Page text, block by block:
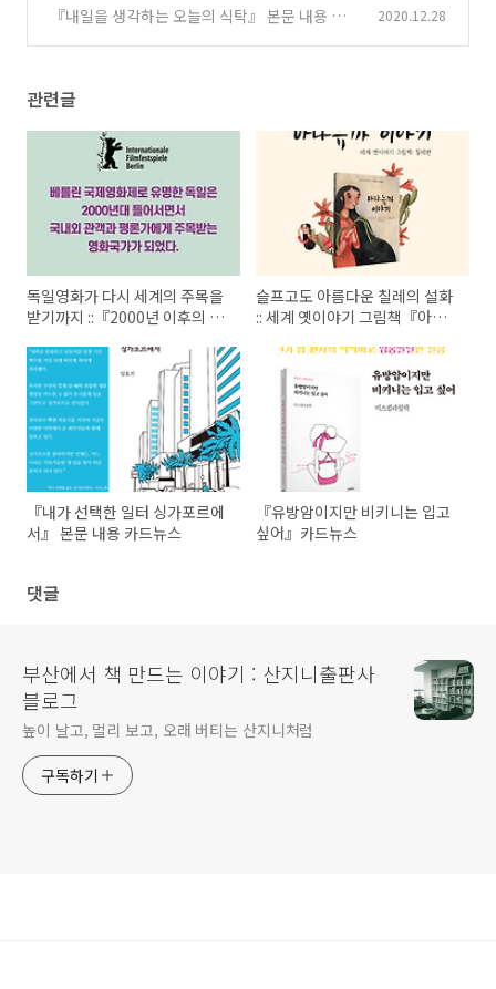
(0)『내일을 생각하는 오늘의 식탁』 본문 내용 카
2020.12.28
관련글
독일영화가 다시 세계의 주목을
받기까지 ::『2000년 이후의 독
슬프고도 아름다운 칠레의 설화
:: 세계 옛이야기 그림책『아냐
『내가 선택한 일터 싱가포르에
서』 본문 내용 카드뉴스
『유방암이지만 비키니는 입고
싶어』카드뉴스
댓글
부산에서 책 만드는 이야기 : 산지니출판사
블로그
높이 날고, 멀리 보고, 오래 버티는 산지니처럼
구독하기